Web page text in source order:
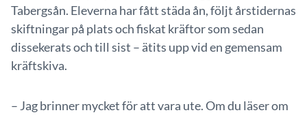
Tabergsån. Eleverna har fått städa ån, följt årstidernas
skiftningar på plats och fiskat kräftor som sedan
dissekerats och till sist – ätits upp vid en gemensam
kräftskiva.
– Jag brinner mycket för att vara ute. Om du läser om